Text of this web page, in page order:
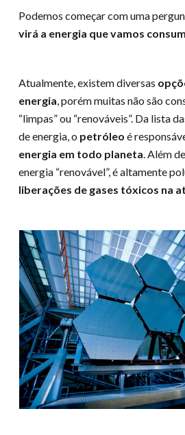
Podemos começar com uma
virá a energia que vamos
Atualmente, existem diversas
energia, porém muitas não são
“limpas” ou “renováveis”. Da lista
de energia, o petróleo é
energia em todo planeta. Além
energia “renovável”, é altamente
liberações de gases tóxicos na